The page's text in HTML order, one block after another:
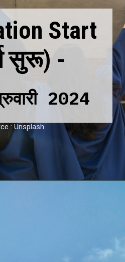
Start
सुरू) -
2024
: Unsplash